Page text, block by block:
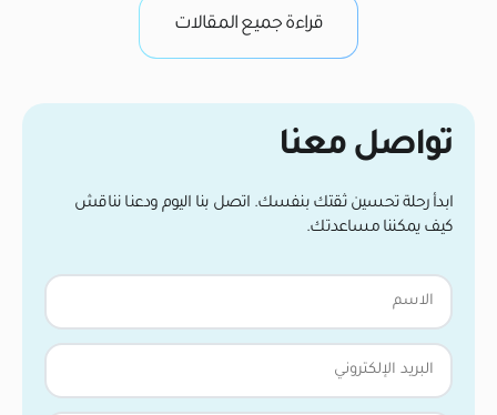
قراءة جميع المقالات
تواصل معنا
ابدأ رحلة تحسين ثقتك بنفسك. اتصل بنا اليوم ودعنا نناقش
كيف يمكننا مساعدتك.